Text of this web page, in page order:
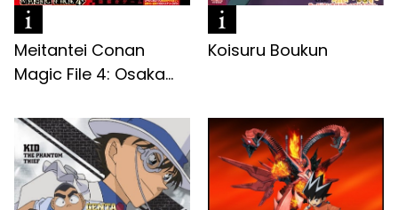
Meitantei Conan
Magic File 4: Osaka...
Koisuru Boukun